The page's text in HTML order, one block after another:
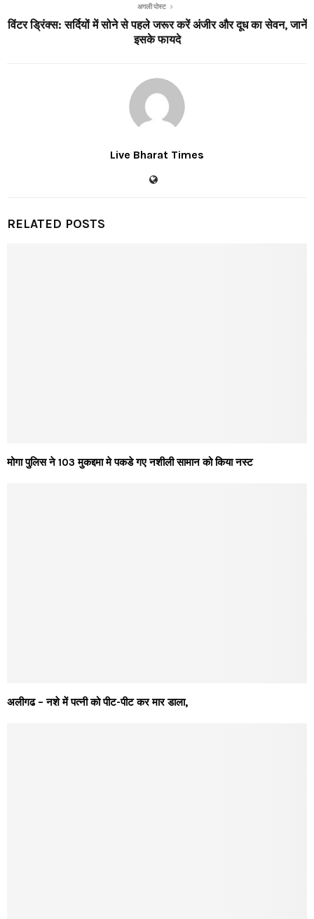
अगली पोस्ट
विंटर ड्रिंक्स: सर्दियों में सोने से पहले जरूर करें अंजीर और दूध का सेवन, जानें
इसके फायदे
Live Bharat Times
RELATED POSTS
मोगा पुलिस ने 103 मुकद्दमा मे पकडे गए नशीली सामान को किया नस्ट
अलीगढ – नशे में पत्नी को पीट-पीट कर मार डाला,